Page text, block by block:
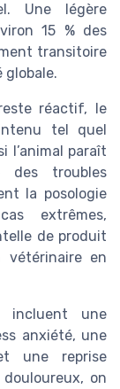
Une légère
15 % des
transitoire
globale.
réactif, le
tel quel
l’animal paraît
des troubles
la posologie
extrêmes,
de produit
vétérinaire en
incluent une
anxiété, une
une reprise
on